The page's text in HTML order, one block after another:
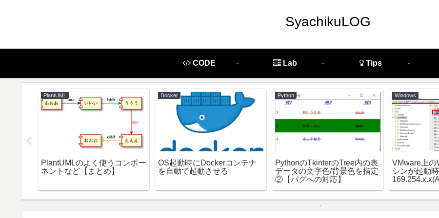
SyachikuLOG
CODE Lab Tips
PlantUML
PlantUMLのよく使うコンポー
ネントなど【まとめ】
Docker
OS起動時にDockerコンテナ
を自動で起動させる
Python
PythonのTkinterのTree内の表
データの文字色/背景色を指定
②【バグへの対応】
Windows
VMware上の
シンが起動